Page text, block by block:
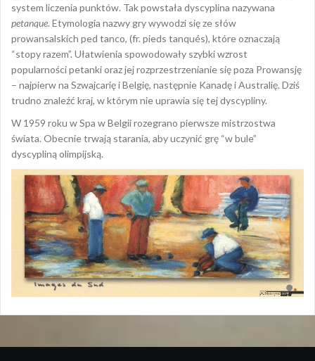
system liczenia punktów. Tak powstała dyscyplina nazywana
petanque. Etymologia nazwy gry wywodzi się ze słów
prowansalskich ped tanco, (fr. pieds tanqués), które oznaczają
“stopy razem”. Ułatwienia spowodowały szybki wzrost
popularności petanki oraz jej rozprzestrzenianie się poza Prowansję
– najpierw na Szwajcarię i Belgię, następnie Kanadę i Australię. Dziś
trudno znaleźć kraj, w którym nie uprawia się tej dyscypliny.
W 1959 roku w Spa w Belgii rozegrano pierwsze mistrzostwa
świata. Obecnie trwają starania, aby uczynić grę “w bule”
dyscypliną olimpijską.